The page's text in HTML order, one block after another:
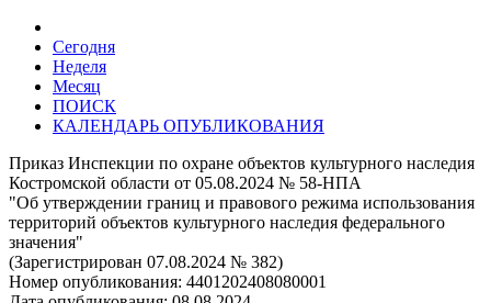
Сегодня
Неделя
Месяц
ПОИСК
КАЛЕНДАРЬ ОПУБЛИКОВАНИЯ
Приказ Инспекции по охране объектов культурного наследия
Костромской области от 05.08.2024 № 58-НПА
"Об утверждении границ и правового режима использования
территорий объектов культурного наследия федерального
значения"
(Зарегистрирован 07.08.2024 № 382)
Номер опубликования: 4401202408080001